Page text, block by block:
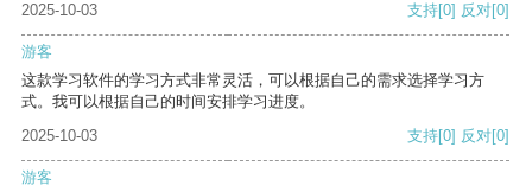
2025-10-03 支持[0] 反对[0]
游客
这款学习软件的学习方式非常灵活，可以根据自己的需求选择学习方
式。我可以根据自己的时间安排学习进度。
2025-10-03
支持[0] 反对[0]
游客